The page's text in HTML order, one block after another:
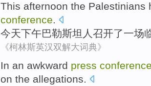
This afternoon the Palestinians
conference.
今天下午巴勒斯坦 人 召开了一场
《柯林斯英汉双解大词典》
In an awkward press
on the allegations.